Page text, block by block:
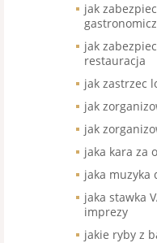
jak
jak
restauracja
jak zastrzec
jak
jak
jaka kara za
jaka muzyka
jaka stawka
imprezy
jakie ryby z